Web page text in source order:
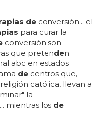
de conversión... el
para curar la
conversión son
que pretenden
abc en estados
de centros que,
católica, llevan a
la
mientras los de